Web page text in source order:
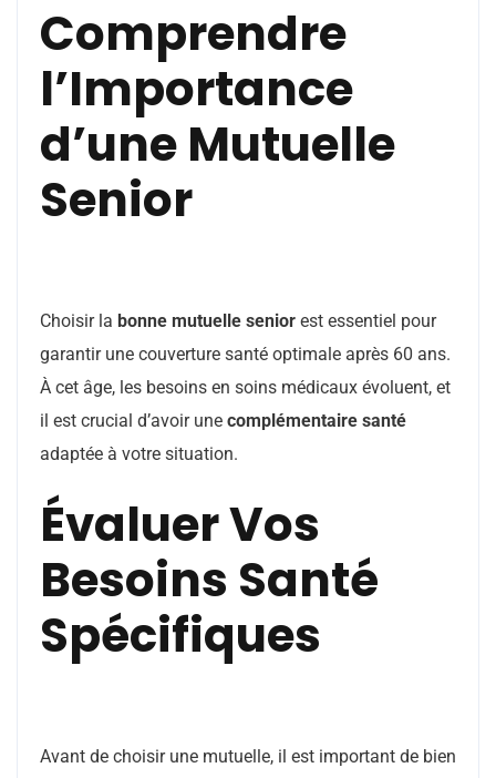
Comprendre
l’Importance
d’une Mutuelle
Senior
Choisir la bonne mutuelle senior est essentiel pour
garantir une couverture santé optimale après 60 ans.
À cet âge, les besoins en soins médicaux évoluent, et
il est crucial d’avoir une complémentaire santé
adaptée à votre situation.
Évaluer Vos
Besoins Santé
Spécifiques
Avant de choisir une mutuelle, il est important de bien